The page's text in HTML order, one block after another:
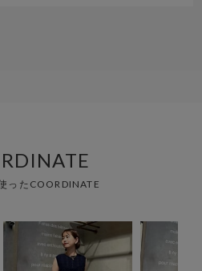
ったCOORDINATE